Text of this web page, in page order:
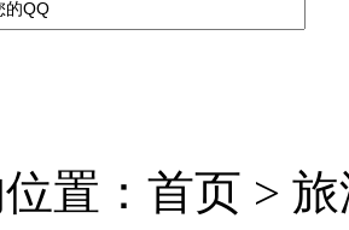
置：首页 >